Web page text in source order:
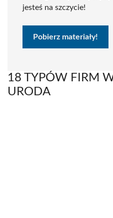
jesteś na szczycie!
Pobierz materiały!
18 TYPÓW FIRM
URODA